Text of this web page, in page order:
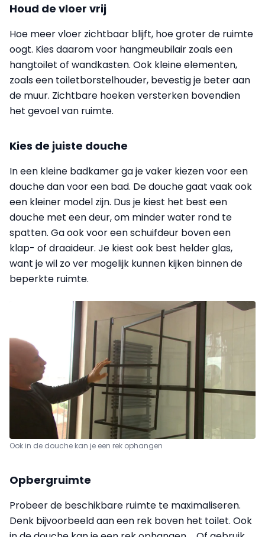
Houd de vloer vrij
Hoe meer vloer zichtbaar blijft, hoe groter de ruimte
oogt. Kies daarom voor hangmeubilair zoals een
hangtoilet of wandkasten. Ook kleine elementen,
zoals een toiletborstelhouder, bevestig je beter aan
de muur. Zichtbare hoeken versterken bovendien
het gevoel van ruimte.
Kies de juiste douche
In een kleine badkamer ga je vaker kiezen voor een
douche dan voor een bad. De douche gaat vaak ook
een kleiner model zijn. Dus je kiest het best een
douche met een deur, om minder water rond te
spatten. Ga ook voor een schuifdeur boven een
klap- of draaideur. Je kiest ook best helder glas,
want je wil zo ver mogelijk kunnen kijken binnen de
beperkte ruimte.
Ook in de douche kan je een rek ophangen
Opbergruimte
Probeer de beschikbare ruimte te maximaliseren.
Denk bijvoorbeeld aan een rek boven het toilet. Ook